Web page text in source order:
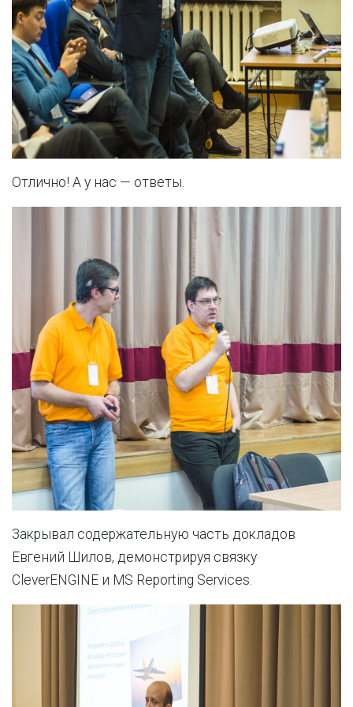
Отлично! А у нас — ответы.
Закрывал содержательную часть докладов
Евгений Шилов, демонстрируя связку
CleverENGINE и MS Reporting Services.